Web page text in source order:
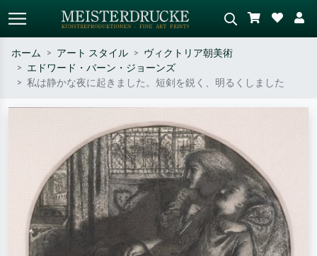
標準検索 AI画像検索
斎の波、ヌード。
油絵、木のそばの立ち姿のヌー
ド。
ホーム アート スタイル
ヴィクトリア朝美術
エドワード・バーン・ジョーンズ
私は静かな夜に起きました。短剣を鋭く、明るくしました